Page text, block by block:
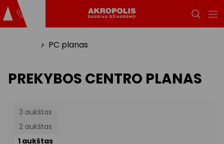
PC planas
PREKYBOS CENTRO PLANAS